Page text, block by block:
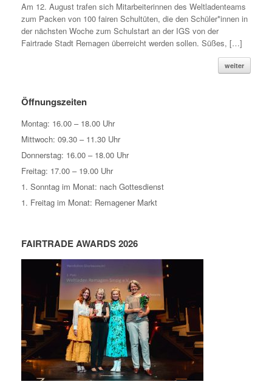
Am 12. August trafen sich Mitarbeiterinnen des Weltladenteams
zum Packen von 100 fairen Schultüten, die den Schüler*innen in
der nächsten Woche zum Schulstart an der IGS von der
Fairtrade Stadt Remagen überreicht werden sollen. Süßes, […]
weiter
Öffnungszeiten
Montag: 16.00 – 18.00 Uhr
Mittwoch: 09.30 – 11.30 Uhr
Donnerstag: 16.00 – 18.00 Uhr
Freitag: 17.00 – 19.00 Uhr
1. Sonntag im Monat: nach Gottesdienst
1. Freitag im Monat: Remagener Markt
FAIRTRADE AWARDS 2026